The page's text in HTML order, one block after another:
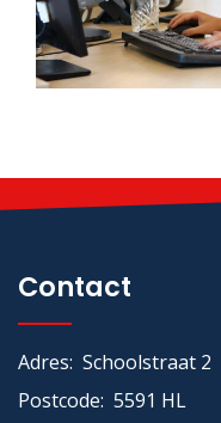
Contact
Adres: Schoolstraat 2
Postcode: 5591 HL